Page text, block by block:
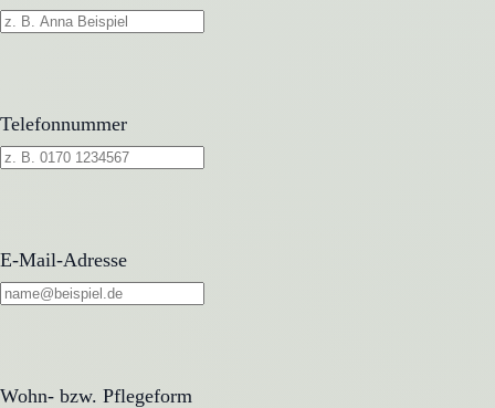
Telefonnummer
E-Mail-Adresse
Wohn- bzw. Pflegeform
Wohn- bzw. Pflegeform